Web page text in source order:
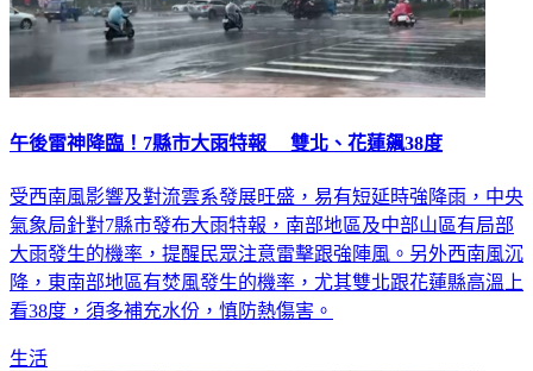
午後雷神降臨！7縣市大雨特報 雙北、花蓮飆38度
受西南風影響及對流雲系發展旺盛，易有短延時強降雨，中央
氣象局針對7縣市發布大雨特報，南部地區及中部山區有局部
大雨發生的機率，提醒民眾注意雷擊跟強陣風。另外西南風沉
降，東南部地區有焚風發生的機率，尤其雙北跟花蓮縣高溫上
看38度，須多補充水份，慎防熱傷害。
生活